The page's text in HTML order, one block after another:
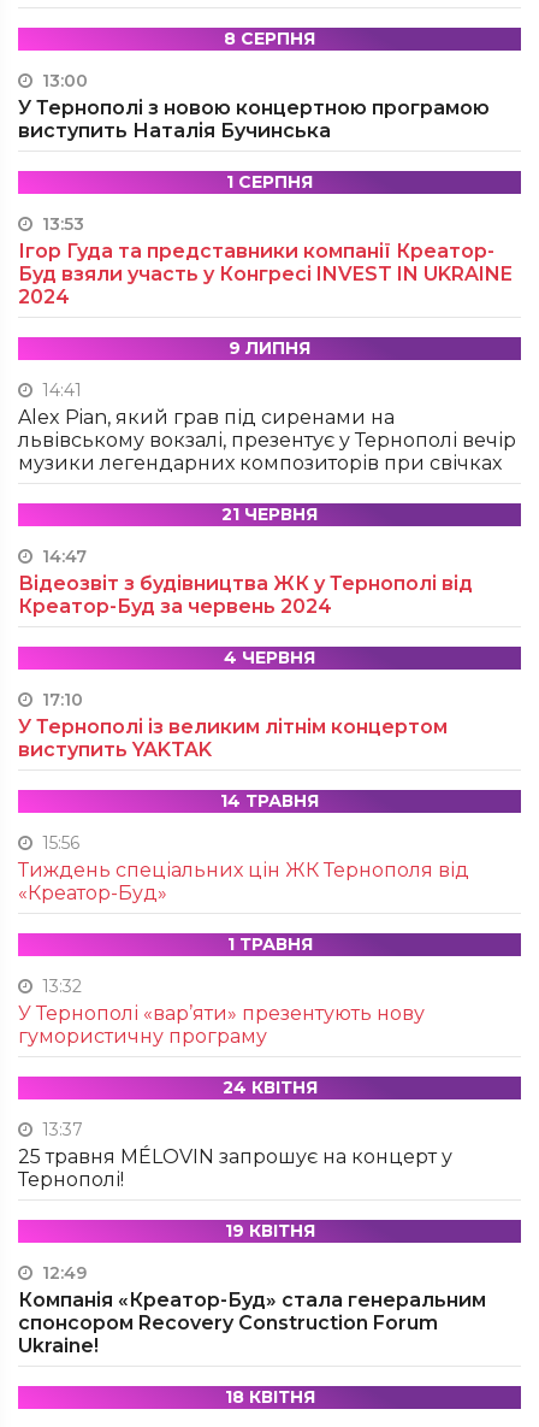
8 СЕРПНЯ
13:00
У Тернополі з новою концертною програмою
виступить Наталія Бучинська
1 СЕРПНЯ
13:53
Ігор Гуда та представники компанії Креатор-
Буд взяли участь у Конгресі INVEST IN UKRAINE
2024
9 ЛИПНЯ
14:41
Alex Pian, який грав під сиренами на
львівському вокзалі, презентує у Тернополі вечір
музики легендарних композиторів при свічках
21 ЧЕРВНЯ
14:47
Відеозвіт з будівництва ЖК у Тернополі від
Креатор-Буд за червень 2024
4 ЧЕРВНЯ
17:10
У Тернополі із великим літнім концертом
виступить YAKTAK
14 ТРАВНЯ
15:56
Тиждень спеціальних цін ЖК Тернополя від
«Креатор-Буд»
1 ТРАВНЯ
13:32
У Тернополі «вар’яти» презентують нову
гумористичну програму
24 КВІТНЯ
13:37
25 травня MÉLOVIN запрошує на концерт у
Тернополі!
19 КВІТНЯ
12:49
Компанія «Креатор-Буд» стала генеральним
спонсором Recovery Construction Forum
Ukraine!
18 КВІТНЯ